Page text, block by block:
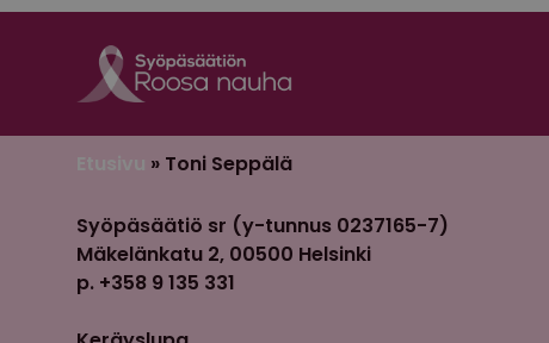
» Toni Seppälä
Syöpäsäätiö sr (y-tunnus 0237165-7)
Mäkelänkatu 2, 00500 Helsinki
p. +358 9 135 331